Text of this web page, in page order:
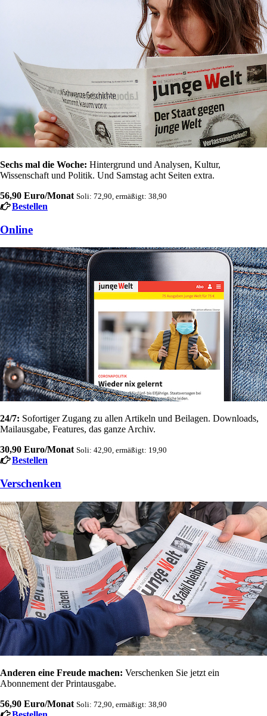
Sechs mal die Woche: Hintergrund und Analysen, Kultur,
Wissenschaft und Politik. Und Samstag acht Seiten extra.
56,90 Euro/Monat Soli: 72,90, ermäßigt: 38,90
Bestellen
Online
24/7: Sofortiger Zugang zu allen Artikeln und Beilagen. Downloads,
Mailausgabe, Features, das ganze Archiv.
30,90 Euro/Monat Soli: 42,90, ermäßigt: 19,90
Bestellen
Verschenken
Anderen eine Freude machen: Verschenken Sie jetzt ein
Abonnement der Printausgabe.
56,90 Euro/Monat Soli: 72,90, ermäßigt: 38,90